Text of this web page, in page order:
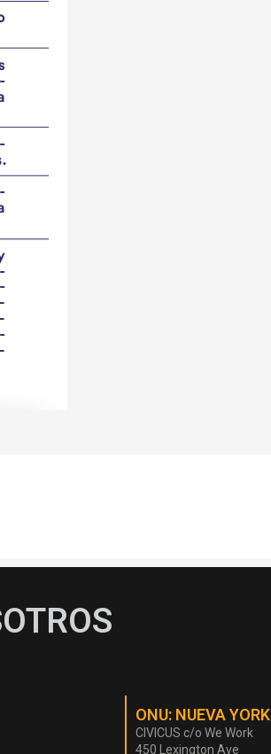
ONU: NUEVA YORK
CIVICUS c/o We Work
450 Lexington Ave